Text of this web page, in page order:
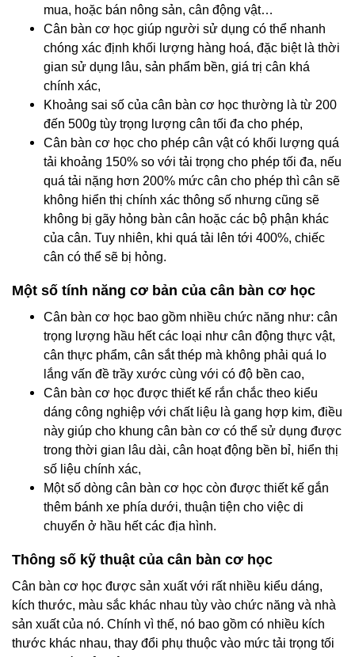
mua, hoặc bán nông sản, cân động vật…
Cân bàn cơ học giúp người sử dụng có thể nhanh
chóng xác định khối lượng hàng hoá, đặc biệt là thời
gian sử dụng lâu, sản phẩm bền, giá trị cân khá
chính xác,
Khoảng sai số của cân bàn cơ học thường là từ 200
đến 500g tùy trọng lượng cân tối đa cho phép,
Cân bàn cơ học cho phép cân vật có khối lượng quá
tải khoảng 150% so với tải trọng cho phép tối đa, nếu
quá tải nặng hơn 200% mức cân cho phép thì cân sẽ
không hiển thị chính xác thông số nhưng cũng sẽ
không bị gãy hỏng bàn cân hoặc các bộ phận khác
của cân. Tuy nhiên, khi quá tải lên tới 400%, chiếc
cân có thể sẽ bị hỏng.
Một số tính năng cơ bản của cân bàn cơ học
Cân bàn cơ học bao gồm nhiều chức năng như: cân
trọng lượng hầu hết các loại như cân động thực vật,
cân thực phẩm, cân sắt thép mà không phải quá lo
lắng vấn đề trầy xước cùng với có độ bền cao,
Cân bàn cơ học được thiết kế rắn chắc theo kiểu
dáng công nghiệp với chất liệu là gang hợp kim, điều
này giúp cho khung cân bàn cơ có thể sử dụng được
trong thời gian lâu dài, cân hoạt động bền bỉ, hiển thị
số liệu chính xác,
Một số dòng cân bàn cơ học còn được thiết kế gắn
thêm bánh xe phía dưới, thuận tiện cho việc di
chuyển ở hầu hết các địa hình.
Thông số kỹ thuật của cân bàn cơ học
Cân bàn cơ học được sản xuất với rất nhiều kiểu dáng,
kích thước, màu sắc khác nhau tùy vào chức năng và nhà
sản xuất của nó. Chính vì thế, nó bao gồm có nhiều kích
thước khác nhau, thay đổi phụ thuộc vào mức tải trọng tối